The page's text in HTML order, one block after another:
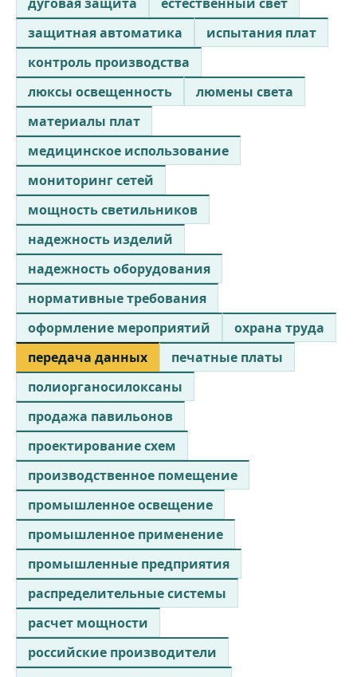
защитная автоматика
испытания плат
контроль производства
люксы освещенность
люмены света
материалы плат
медицинское использование
мониторинг сетей
мощность светильников
надежность изделий
надежность оборудования
нормативные требования
оформление мероприятий
охрана труда
передача данных
печатные платы
полиорганосилоксаны
продажа павильонов
проектирование схем
производственное помещение
промышленное освещение
промышленное применение
промышленные предприятия
распределительные системы
расчет мощности
российские производители